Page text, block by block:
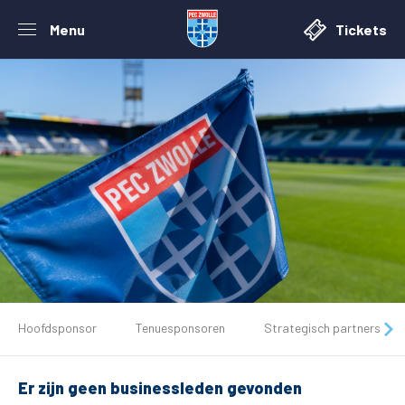
Menu Tickets
Tickets
Matchdays
Hoofdsponsor Tenuesponsoren Strategisch partners
Er zijn geen businessleden gevonden